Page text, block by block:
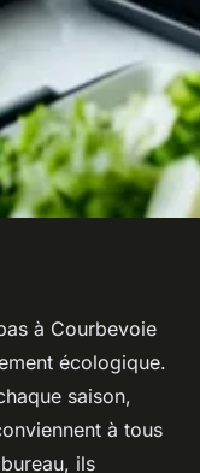
:
à Courbevoie
écologique.
saison,
à tous
ils